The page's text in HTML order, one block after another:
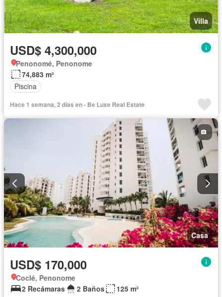
Villa
USD$ 4,300,000
Penonomé, Penonome
74,883 m²
Piscina
Hace 1 semana, 2 días en - Be Luxe Real Estate
Casa
USD$ 170,000
Coclé, Penonome
2 Recámaras
2 Baños 125 m²